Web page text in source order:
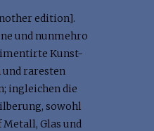
edition].
und nunmehro
Kunst-
und raresten
ingleichen die
sowohl
Metall, Glas und